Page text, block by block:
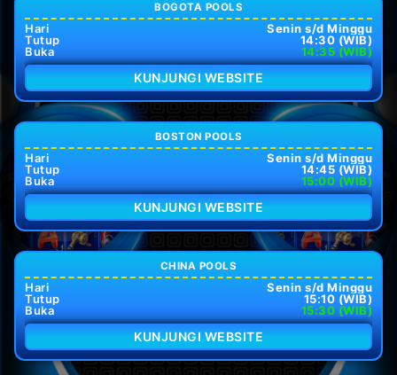
BOGOTA POOLS
Hari
Senin s/d Minggu
Tutup
14:30 (WIB)
Buka
14:35 (WIB)
KUNJUNGI WEBSITE
BOSTON POOLS
Hari
Senin s/d Minggu
Tutup
14:45 (WIB)
Buka
15:00 (WIB)
KUNJUNGI WEBSITE
CHINA POOLS
Hari
Senin s/d Minggu
Tutup
15:10 (WIB)
Buka
15:30 (WIB)
KUNJUNGI WEBSITE